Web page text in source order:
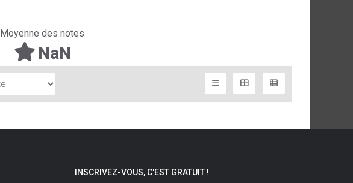
Moyenne des notes
NaN
INSCRIVEZ-VOUS, C'EST GRATUIT !